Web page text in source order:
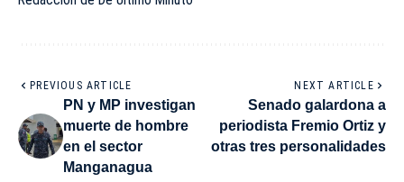
PREVIOUS ARTICLE
PN y MP investigan
muerte de hombre
en el sector
Manganagua
NEXT ARTICLE
Senado galardona a
periodista Fremio Ortiz y
otras tres personalidades